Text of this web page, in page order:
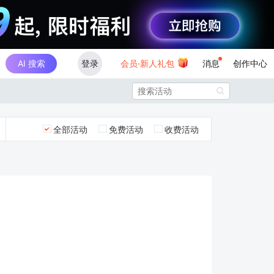
AI 搜索 登录 会员·新人礼包 消息 创作中心

全部活动 免费活动 收费活动